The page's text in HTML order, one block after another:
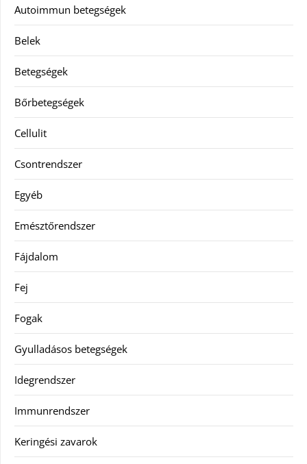
Autoimmun betegségek
Belek
Betegségek
Bőrbetegségek
Cellulit
Csontrendszer
Egyéb
Emésztőrendszer
Fájdalom
Fej
Fogak
Gyulladásos betegségek
Idegrendszer
Immunrendszer
Keringési zavarok